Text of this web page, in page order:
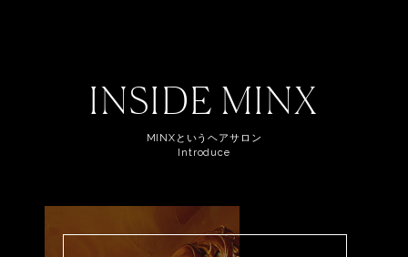
INSIDE MINX
MINXというヘアサロン
Introduce